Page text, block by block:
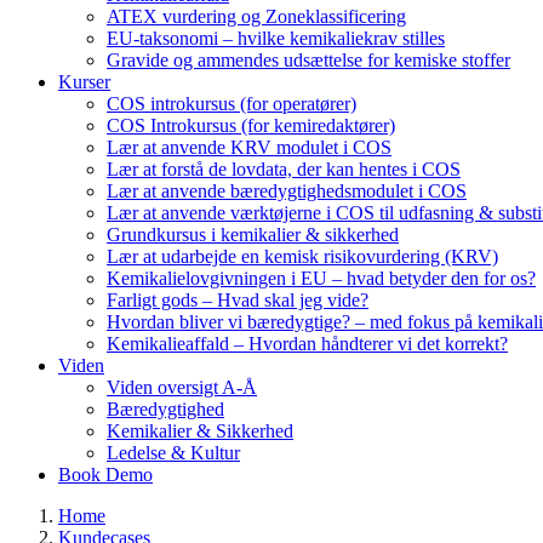
ATEX vurdering og Zoneklassificering
EU-taksonomi – hvilke kemikaliekrav stilles
Gravide og ammendes udsættelse for kemiske stoffer
Kurser
COS introkursus (for operatører)
COS Introkursus (for kemiredaktører)
Lær at anvende KRV modulet i COS
Lær at forstå de lovdata, der kan hentes i COS
Lær at anvende bæredygtighedsmodulet i COS
Lær at anvende værktøjerne i COS til udfasning &
Grundkursus i kemikalier & sikkerhed
Lær at udarbejde en kemisk risikovurdering (KRV)
Kemikalielovgivningen i EU – hvad betyder den for os?
Farligt gods – Hvad skal jeg vide?
Hvordan bliver vi bæredygtige? – med fokus på
Kemikalieaffald – Hvordan håndterer vi det korrekt?
Viden
Viden oversigt A-Å
Bæredygtighed
Kemikalier & Sikkerhed
Ledelse & Kultur
Book Demo
Home
Kundecases